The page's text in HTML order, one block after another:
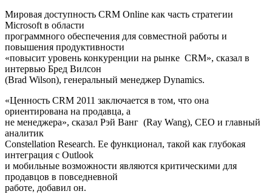
Мировая доступность CRM Online как часть стратегии
Microsoft в области
программного обеспечения для совместной работы и
повышения продуктивности
«повысит уровень конкуренции на рынке CRM», сказал в
интервью Бред Вилсон
(Brad Wilson), генеральный менеджер Dynamics.
«Ценность CRM 2011 заключается в том, что она
ориентирована на продавца, а
не менеджера», сказал Рэй Ванг (Ray Wang), CEO и главный
аналитик
Constellation Research. Ее функционал, такой как глубокая
интеграция с Outlook
и мобильные возможности являются критическими для
продавцов в повседневной
работе, добавил он.